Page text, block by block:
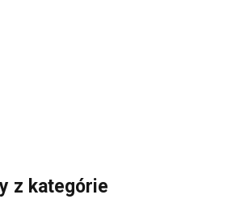
z kategórie